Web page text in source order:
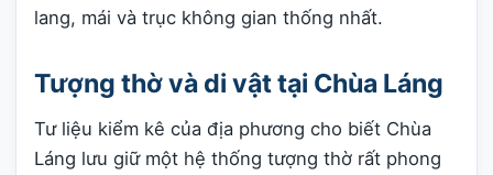
lang, mái và trục không gian thống nhất.
Tượng thờ và di vật tại Chùa Láng
Tư liệu kiểm kê của địa phương cho biết Chùa
Láng lưu giữ một hệ thống tượng thờ rất phong